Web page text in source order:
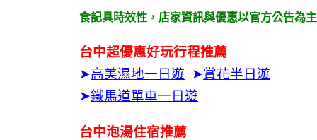
食記具時效性， 店家資訊與優惠以官方公告為主
台中超優惠好玩行程推薦
➤高美濕地一日遊 ➤賞花半日遊
➤鐵馬道單車一日遊
台中泡湯住宿推薦